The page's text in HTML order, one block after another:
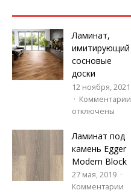
Ламинат,
имитирующий
сосновые
доски
12 ноября, 2021
Комментарии
отключены
Ламинат под
камень Egger
Modern Block
27 мая, 2019
Комментарии